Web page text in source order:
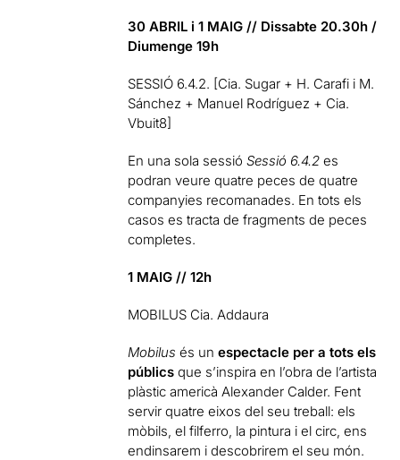
30 ABRIL i 1 MAIG // Dissabte 20.30h /
Diumenge 19h
SESSIÓ 6.4.2. [Cia. Sugar + H. Carafi i M.
Sánchez + Manuel Rodríguez + Cia.
Vbuit8]
En una sola sessióSessió 6.4.2 es
podran veure quatre peces de quatre
companyies recomanades. En tots els
casos es tracta de fragments de peces
completes.
1 MAIG // 12h
MOBILUS Cia. Addaura
Mobilus és unespectacle per a tots els
públics que s’inspira en l’obra de l’artista
plàstic americà Alexander Calder. Fent
servir quatre eixos del seu treball: els
mòbils, el filferro, la pintura i el circ, ens
endinsarem i descobrirem el seu món.